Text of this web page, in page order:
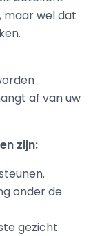
maar wel dat
af van uw
zijn:
onder de
gezicht.